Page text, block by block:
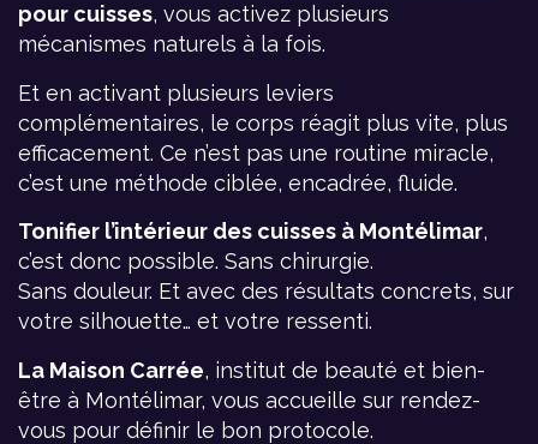
pour cuisses, vous activez plusieurs
mécanismes naturels à la fois.
Et en activant plusieurs leviers
complémentaires, le corps réagit plus vite, plus
efficacement. Ce n’est pas une routine miracle,
c’est une méthode ciblée, encadrée, fluide.
Tonifier l’intérieur des cuisses à Montélimar,
c’est donc possible. Sans chirurgie.
Sans douleur. Et avec des résultats concrets, sur
votre silhouette… et votre ressenti.
La Maison Carrée, institut de beauté et bien-
être à Montélimar, vous accueille sur rendez-
vous pour définir le bon protocole.